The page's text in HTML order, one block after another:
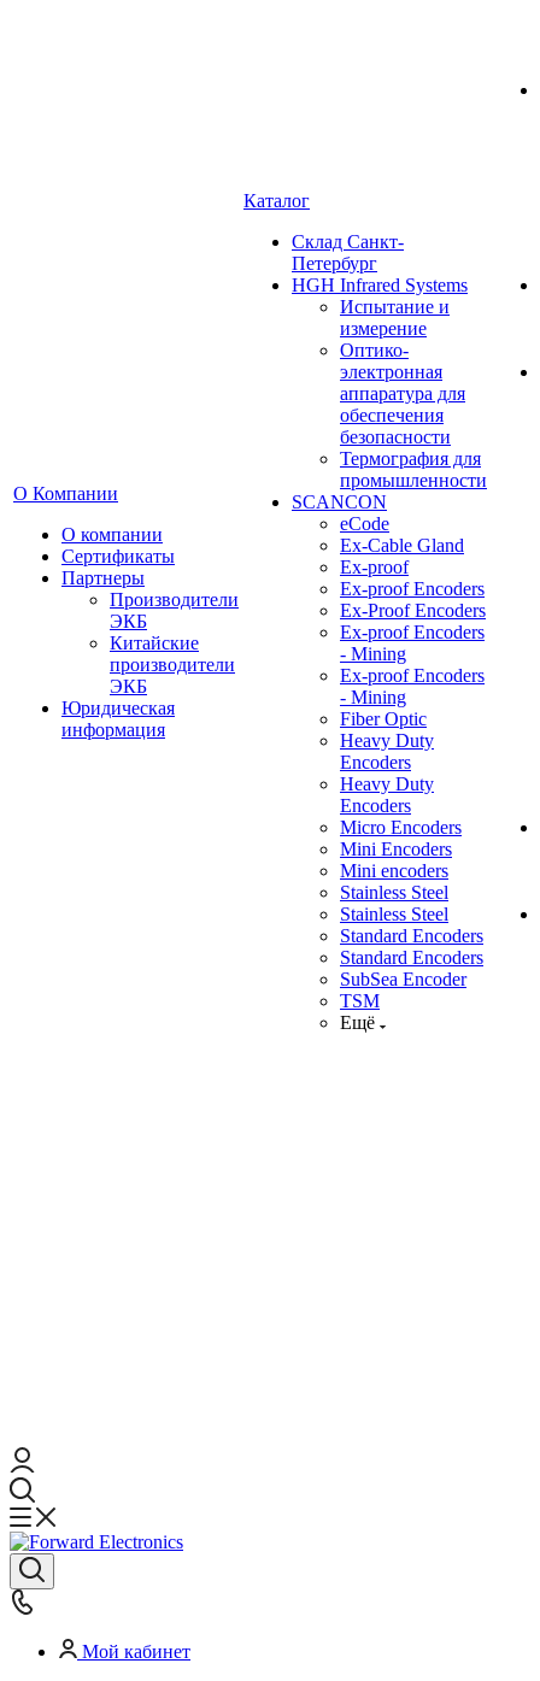
О Компании
О компании
Сертификаты
Партнеры
Производители
ЭКБ
Китайские
производители
ЭКБ
Юридическая
информация
Каталог
Cклад Санкт-
Петербург
HGH Infrared Systems
Испытание и
измерение
Оптико-
электронная
аппаратура для
обеспечения
безопасности
Термография для
промышленности
SCANCON
eCode
Ex-Cable Gland
Ex-proof
Ex-proof Encoders
Ex-Proof Encoders
Ex-proof Encoders
- Mining
Ex-proof Encoders
- Mining
Fiber Optic
Heavy Duty
Encoders
Heavy Duty
Encoders
Micro Encoders
Mini Encoders
Mini encoders
Stainless Steel
Stainless Steel
Standard Encoders
Standard Encoders
SubSea Encoder
TSM
Ещё
Мой кабинет